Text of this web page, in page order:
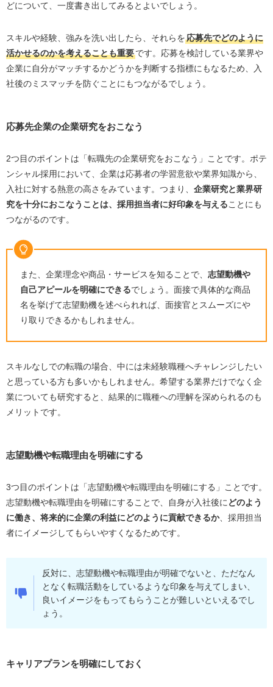
どについて、一度書き出してみるとよいでしょう。
スキルや経験、強みを洗い出したら、それらを応募先でどのように
活かせるのかを考えることも重要です。応募を検討している業界や
企業に自分がマッチするかどうかを判断する指標にもなるため、入
社後のミスマッチを防ぐことにもつながるでしょう。
応募先企業の企業研究をおこなう
2つ目のポイントは「転職先の企業研究をおこなう」ことです。ポテ
ンシャル採用において、企業は応募者の学習意欲や業界知識から、
入社に対する熱意の高さをみています。つまり、 企業研究と業界研
究を十分におこなうことは、採用担当者に好印象を与えることにも
つながるのです。
また、企業理念や商品・サービスを知ることで、 志望動機や
自己アピールを明確にできるでしょう。面接で具体的な商品
名を挙げて志望動機を述べられれば、面接官とスムーズにや
り取りできるかもしれません。
スキルなしでの転職の場合、中には未経験職種へチャレンジしたい
と思っている方も多いかもしれません。希望する業界だけでなく企
業についても研究すると、結果的に職種への理解を深められるのも
メリットです。
志望動機や転職理由を明確にする
3つ目のポイントは「志望動機や転職理由を明確にする」ことです。
志望動機や転職理由を明確にすることで、自身が入社後にどのよう
に働き、将来的に企業の利益にどのように貢献できるか、採用担当
者にイメージしてもらいやすくなるためです。
反対に、志望動機や転職理由が明確でないと、ただなん
となく転職活動をしているような印象を与えてしまい、
良いイメージをもってもらうことが難しいといえるでし
ょう。
キャリアプランを明確にしておく